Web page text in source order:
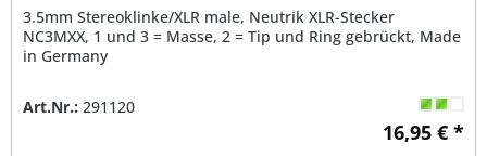
3.5mm Stereoklinke/XLR male, Neutrik XLR-Stecker
NC3MXX, 1 und 3 = Masse, 2 = Tip und Ring gebrückt, Made
in Germany
Art.Nr.: 291120
16,95 € *